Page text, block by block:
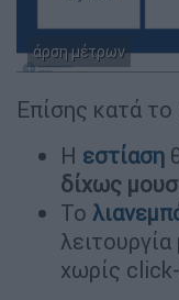
άρση μέτρων
Επίσης κατά
Η εστίαση
δίχως
Το
χωρίς